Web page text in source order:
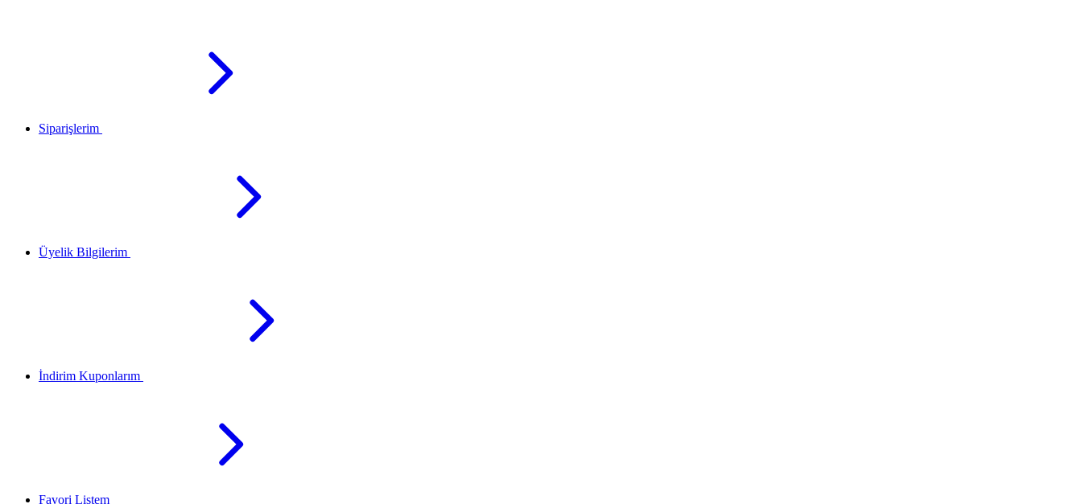
Siparişlerim
Üyelik Bilgilerim
İndirim Kuponlarım
Favori Listem